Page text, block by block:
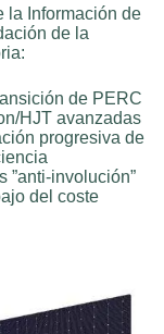
la Información de
de la
de PERC
HJT avanzadas
progresiva de
”anti-involución”
del coste